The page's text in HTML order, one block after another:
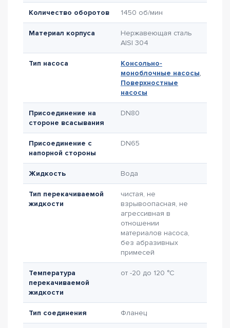
Количество оборотов 1450 об/мин
Материал корпуса
Нержавеющая сталь
AISI 304
Тип насоса
Консольно-
моноблочные насосы,
Поверхностные
насосы
Присоединение на
стороне всасывания
DN80
Присоединение с
напорной стороны
DN65
Жидкость Вода
Тип перекачиваемой
жидкости
чистая, не
взрывоопасная, не
агрессивная в
отношении
материалов насоса,
без абразивных
примесей
Температура
перекачиваемой
жидкости
от -20 до 120 °C
Тип соединения Фланец